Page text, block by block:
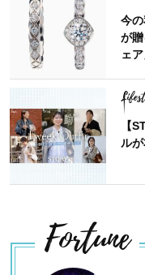
今
が
ェア
【
ル
Fortune